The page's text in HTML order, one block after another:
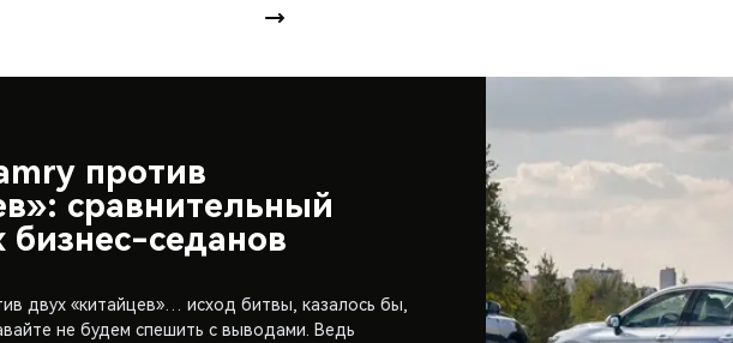
против
сравнительный
бизнес-седанов
двух «китайцев»… исход битвы, казалось бы,
не будем спешить с выводами. Ведь